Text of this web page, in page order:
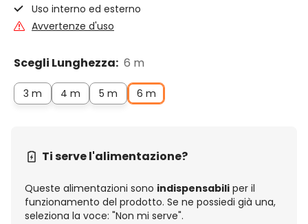
Uso interno ed esterno
Avvertenze d'uso
Scegli Lunghezza: 6 m
3 m 4 m 5 m 6 m
Ti serve l'alimentazione?
Queste alimentazioni sono indispensabili per il
funzionamento del prodotto. Se ne possiedi già una,
seleziona la voce: "Non mi serve".